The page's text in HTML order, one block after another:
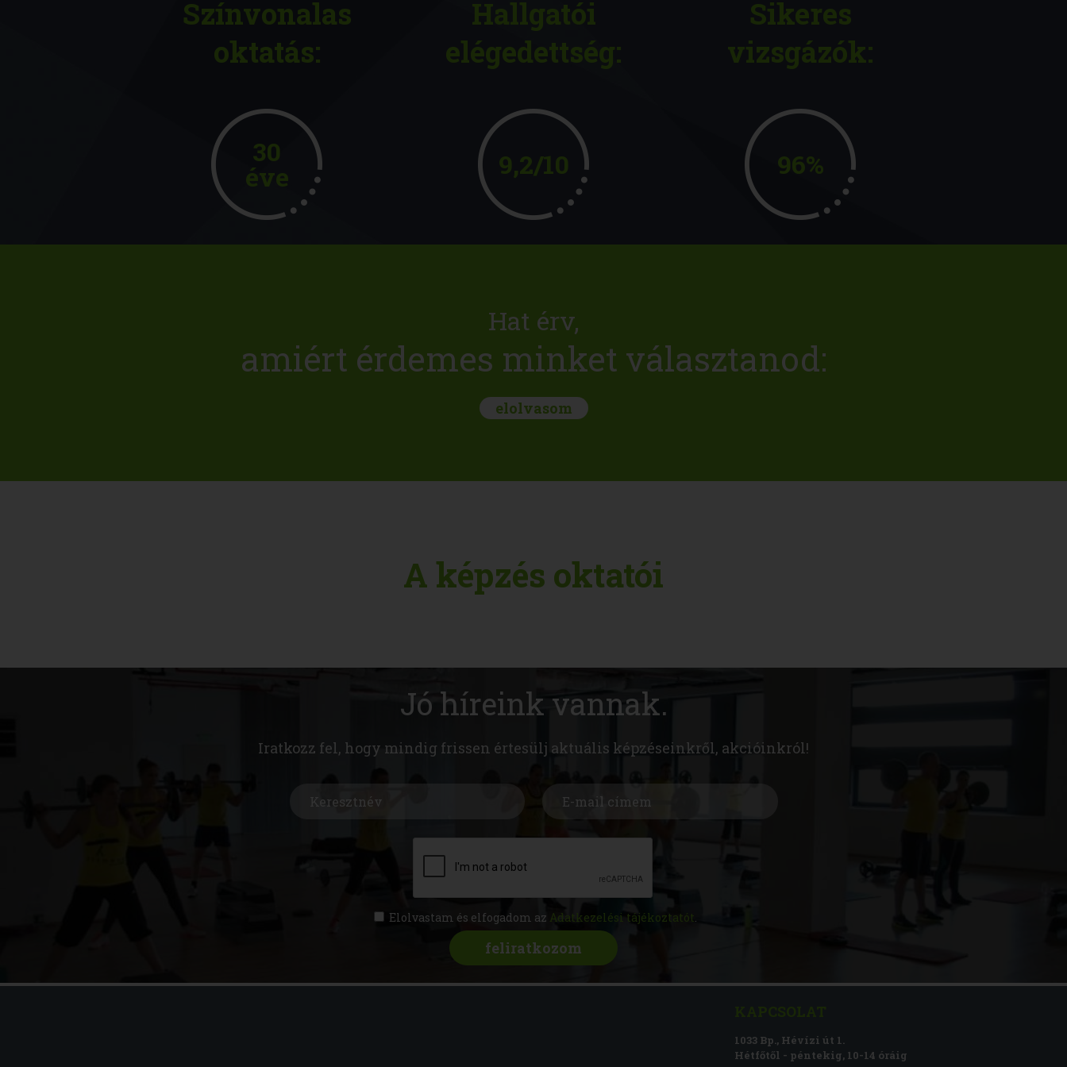
Színvonalas
oktatás:
30
éve
Hallgatói
elégedettség:
9,2/10
Sikeres
vizsgázók:
96%
Hat érv,
amiért érdemes minket választanod:
elolvasom
A képzés oktatói
Jó híreink vannak.
Iratkozz fel, hogy mindig frissen értesülj aktuális képzéseinkről, akcióinkról!
Elolvastam és elfogadom az Adatkezelési tájékoztatót.
1033 Bp., Hévízi út 1.
Hétfőtől - péntekig, 10-14 óráig